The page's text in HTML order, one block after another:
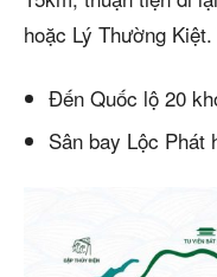
hoặc Lý Thường
Đến Quốc lộ 20
Sân bay Lộc Phát